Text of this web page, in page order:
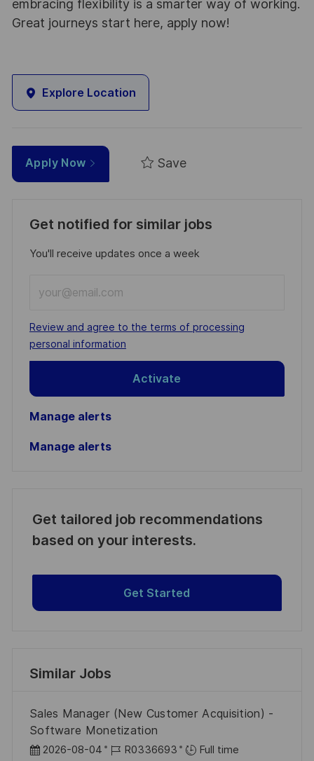
embracing flexibility is a smarter way of working.
Great journeys start here, apply now!
Explore Location
Apply Now Save
Get notified for similar jobs
You'll receive updates once a week
Email
address
(Required)
Required
Review and agree to the terms of processing
personal information
Activate
Manage alerts
Manage alerts
Get tailored job recommendations
based on your interests.
Get Started
Similar Jobs
Sales Manager (New Customer Acquisition) -
Software Monetization
P 2026-08-04
J
R0336693
Full time